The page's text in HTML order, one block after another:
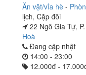
Ăn vặt/vỉa hè -
lịch, Cặp đôi
22 Ngô Gia Tự,
Hoà
Đang cập nhật
14:00 - 23:00
12.000đ -